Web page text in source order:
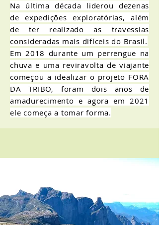
Na última década liderou dezenas
de expedições exploratórias, além
de ter realizado as travessias
consideradas mais difíceis do Brasil.
Em 2018 durante um perrengue na
chuva e uma reviravolta de viajante
começou a idealizar o projeto FORA
DA TRIBO, foram dois anos de
amadurecimento e agora em 2021
ele começa a tomar forma.